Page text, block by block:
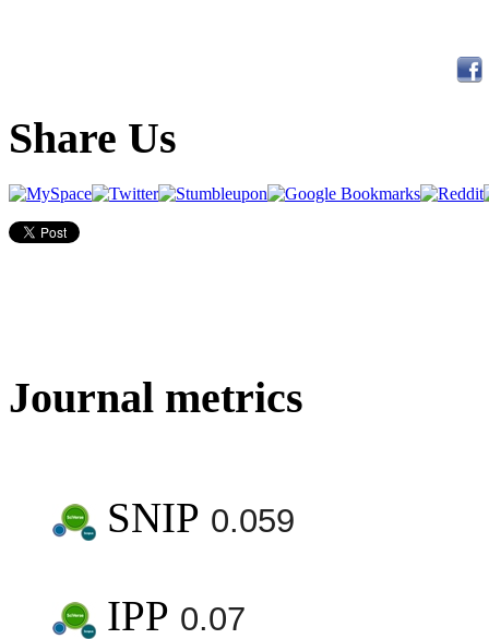
Share Us
Journal metrics
SNIP 0.059
IPP 0.07